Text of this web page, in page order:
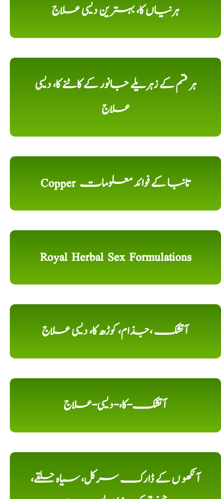
ہرنیاں کا، بہترین دیسی علاج
ہر قسم کے زہریلے جانور کے کاٹنے کا، دیسی
علاج
Copper تانبا کے فوائد معلومات
Royal Herbal Sex Formulations
آتشک ،جذام، کوڑھ کا، دیسی علاج
آتشک-کا،-دیسی-علاج
آنکھو ں کے ڈارک سرکل، سیاہ حلقے،